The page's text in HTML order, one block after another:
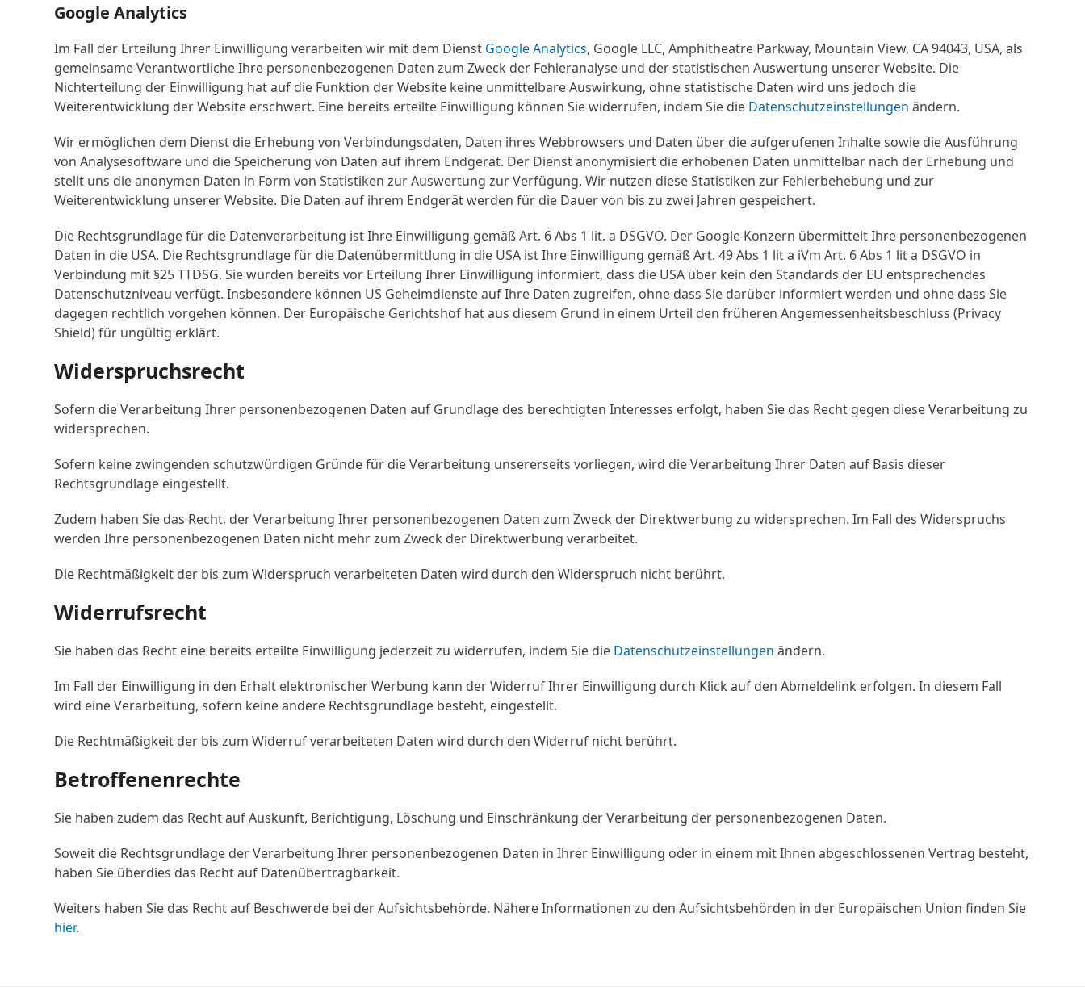
Google Analytics
Im Fall der Erteilung Ihrer Einwilligung verarbeiten wir mit dem Dienst Google Analytics, Google LLC, Amphitheatre Parkway, Mountain View, CA 94043, USA, als
gemeinsame Verantwortliche Ihre personenbezogenen Daten zum Zweck der Fehleranalyse und der statistischen Auswertung unserer Website. Die
Nichterteilung der Einwilligung hat auf die Funktion der Website keine unmittelbare Auswirkung, ohne statistische Daten wird uns jedoch die
Weiterentwicklung der Website erschwert. Eine bereits erteilte Einwilligung können Sie widerrufen, indem Sie die Datenschutzeinstellungen ändern.
Wir ermöglichen dem Dienst die Erhebung von Verbindungsdaten, Daten ihres Webbrowsers und Daten über die aufgerufenen Inhalte sowie die Ausführung
von Analysesoftware und die Speicherung von Daten auf ihrem Endgerät. Der Dienst anonymisiert die erhobenen Daten unmittelbar nach der Erhebung und
stellt uns die anonymen Daten in Form von Statistiken zur Auswertung zur Verfügung. Wir nutzen diese Statistiken zur Fehlerbehebung und zur
Weiterentwicklung unserer Website. Die Daten auf ihrem Endgerät werden für die Dauer von bis zu zwei Jahren gespeichert.
Die Rechtsgrundlage für die Datenverarbeitung ist Ihre Einwilligung gemäß Art. 6 Abs 1 lit. a DSGVO. Der Google Konzern übermittelt Ihre personenbezogenen
Daten in die USA. Die Rechtsgrundlage für die Datenübermittlung in die USA ist Ihre Einwilligung gemäß Art. 49 Abs 1 lit a iVm Art. 6 Abs 1 lit a DSGVO in
Verbindung mit §25 TTDSG. Sie wurden bereits vor Erteilung Ihrer Einwilligung informiert, dass die USA über kein den Standards der EU entsprechendes
Datenschutzniveau verfügt. Insbesondere können US Geheimdienste auf Ihre Daten zugreifen, ohne dass Sie darüber informiert werden und ohne dass Sie
dagegen rechtlich vorgehen können. Der Europäische Gerichtshof hat aus diesem Grund in einem Urteil den früheren Angemessenheitsbeschluss (Privacy
Shield) für ungültig erklärt.
Widerspruchsrecht
Sofern die Verarbeitung Ihrer personenbezogenen Daten auf Grundlage des berechtigten Interesses erfolgt, haben Sie das Recht gegen diese Verarbeitung zu
widersprechen.
Sofern keine zwingenden schutzwürdigen Gründe für die Verarbeitung unsererseits vorliegen, wird die Verarbeitung Ihrer Daten auf Basis dieser
Rechtsgrundlage eingestellt.
Zudem haben Sie das Recht, der Verarbeitung Ihrer personenbezogenen Daten zum Zweck der Direktwerbung zu widersprechen. Im Fall des Widerspruchs
werden Ihre personenbezogenen Daten nicht mehr zum Zweck der Direktwerbung verarbeitet.
Die Rechtmäßigkeit der bis zum Widerspruch verarbeiteten Daten wird durch den Widerspruch nicht berührt.
Widerrufsrecht
Sie haben das Recht eine bereits erteilte Einwilligung jederzeit zu widerrufen, indem Sie die Datenschutzeinstellungen ändern.
Im Fall der Einwilligung in den Erhalt elektronischer Werbung kann der Widerruf Ihrer Einwilligung durch Klick auf den Abmeldelink erfolgen. In diesem Fall
wird eine Verarbeitung, sofern keine andere Rechtsgrundlage besteht, eingestellt.
Die Rechtmäßigkeit der bis zum Widerruf verarbeiteten Daten wird durch den Widerruf nicht berührt.
Betroffenenrechte
Sie haben zudem das Recht auf Auskunft, Berichtigung, Löschung und Einschränkung der Verarbeitung der personenbezogenen Daten.
Soweit die Rechtsgrundlage der Verarbeitung Ihrer personenbezogenen Daten in Ihrer Einwilligung oder in einem mit Ihnen abgeschlossenen Vertrag besteht,
haben Sie überdies das Recht auf Datenübertragbarkeit.
Weiters haben Sie das Recht auf Beschwerde bei der Aufsichtsbehörde. Nähere Informationen zu den Aufsichtsbehörden in der Europäischen Union finden Sie
hier.